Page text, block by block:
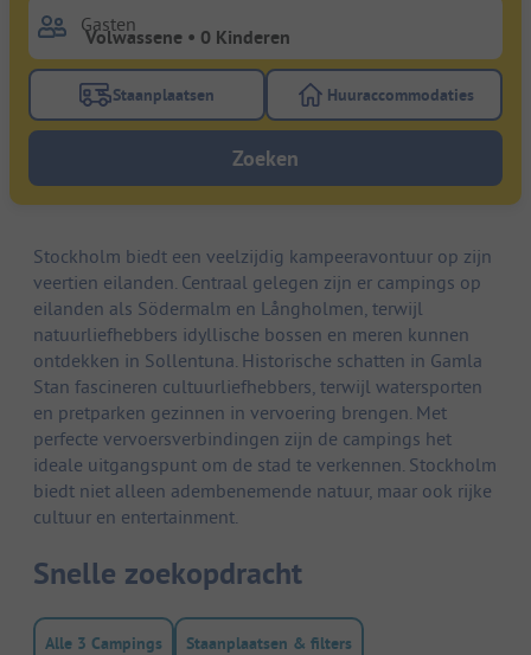
Gasten
Gebruik de filterknop staanplaatsen om te zoeken
Staanplaatsen Gebruik de
Huuraccommodaties
Zoeken
Stockholm biedt een veelzijdig kampeeravontuur op zijn
veertien eilanden. Centraal gelegen zijn er campings op
eilanden als Södermalm en Långholmen, terwijl
natuurliefhebbers idyllische bossen en meren kunnen
ontdekken in Sollentuna. Historische schatten in Gamla
Stan fascineren cultuurliefhebbers, terwijl watersporten
en pretparken gezinnen in vervoering brengen. Met
perfecte vervoersverbindingen zijn de campings het
ideale uitgangspunt om de stad te verkennen. Stockholm
biedt niet alleen adembenemende natuur, maar ook rijke
cultuur en entertainment.
Snelle zoekopdracht
Alle 3 Campings Staanplaatsen & filters